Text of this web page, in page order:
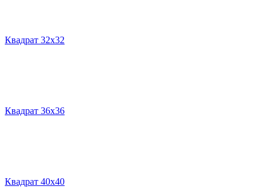
Квадрат 32х32
Квадрат 36х36
Квадрат 40х40